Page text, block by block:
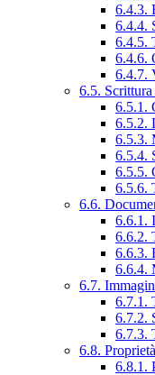
6.4.3.
6.4.4.
6.4.5.
6.4.6.
6.4.7.
6.5.
6.5.1.
6.5.2.
6.5.3.
6.5.4.
6.5.5.
6.5.6.
6.6.
6.6.1.
6.6.2.
6.6.3.
6.6.4.
6.7.
6.7.1.
6.7.2.
6.7.3.
6.8.
6.8.1.